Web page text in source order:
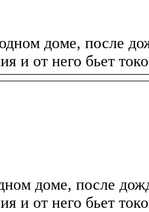
доме, после
и от него бьет
доме, после
и от него бьет